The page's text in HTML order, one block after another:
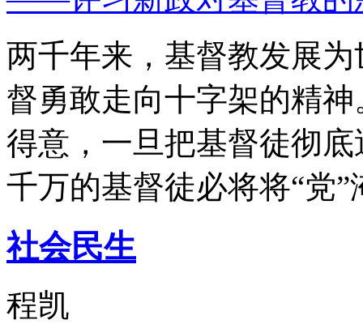
两千年来，基督教发展
督勇敢走向十字架的精
得意，一旦把基督徒彻
千万的基督徒必将将“党”
社会民生
程凯